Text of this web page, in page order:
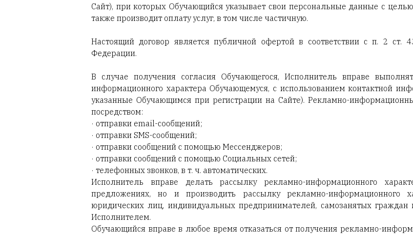
Сайт), при которых Обучающийся указывает свои персональные данные с
также производит оплату услуг, в том числе частичную.
Настоящий договор является публичной офертой в соответствии с п. 2 ст.
Федерации.
В случае получения согласия Обучающегося, Исполнитель вправе
информационного характера Обучающемуся, с использованием контактной
указанные Обучающимся при регистрации на Сайте). Рекламно-
посредством:
· отправки email-сообщений;
· отправки SMS-сообщений;
· отправки сообщений с помощью Мессенджеров;
· отправки сообщений с помощью Социальных сетей;
· телефонных звонков, в т. ч. автоматических.
Исполнитель вправе делать рассылку рекламно-информационного
предложениях, но и производить рассылку рекламно-информационного
юридических лиц, индивидуальных предпринимателей, самозанятых
Исполнителем.
Обучающийся вправе в любое время отказаться от получения рекламно-